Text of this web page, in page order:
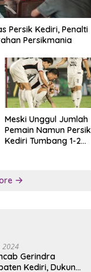
Persik Kediri, Penalti
Persikmania
Meski Unggul Jumlah
Pemain Namun Persik
Kediri Tumbang 1-2
2024
Gerindra
Kediri, Dukung